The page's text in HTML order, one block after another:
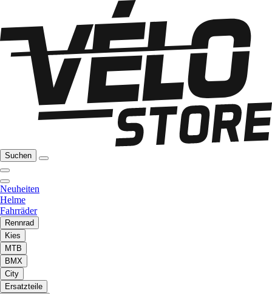
Suchen
Neuheiten
Helme
Fahrräder
Rennrad
Kies
MTB
BMX
City
Ersatzteile